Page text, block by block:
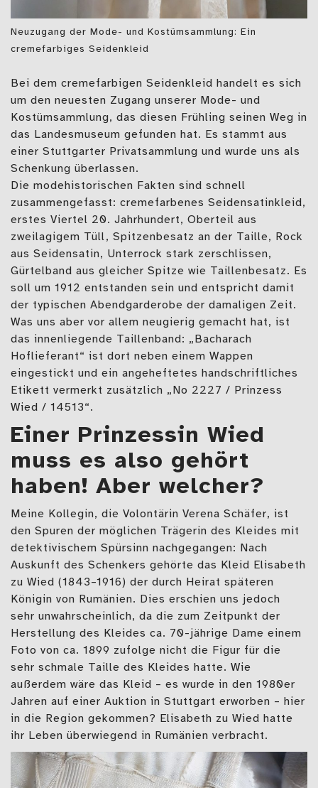
Neuzugang der Mode- und Kostümsammlung: Ein
cremefarbiges Seidenkleid
Bei dem cremefarbigen Seidenkleid handelt es sich
um den neuesten Zugang unserer Mode- und
Kostümsammlung, das diesen Frühling seinen Weg in
das Landesmuseum gefunden hat. Es stammt aus
einer Stuttgarter Privatsammlung und wurde uns als
Schenkung überlassen.
Die modehistorischen Fakten sind schnell
zusammengefasst: cremefarbenes Seidensatinkleid,
erstes Viertel 20. Jahrhundert, Oberteil aus
zweilagigem Tüll, Spitzenbesatz an der Taille, Rock
aus Seidensatin, Unterrock stark zerschlissen,
Gürtelband aus gleicher Spitze wie Taillenbesatz. Es
soll um 1912 entstanden sein und entspricht damit
der typischen Abendgarderobe der damaligen Zeit.
Was uns aber vor allem neugierig gemacht hat, ist
das innenliegende Taillenband: „Bacharach
Hoflieferant“ ist dort neben einem Wappen
eingestickt und ein angeheftetes handschriftliches
Etikett vermerkt zusätzlich „No 2227 / Prinzess
Wied / 14513“.
Einer Prinzessin Wied
muss es also gehört
haben! Aber welcher?
Meine Kollegin, die Volontärin Verena Schäfer, ist
den Spuren der möglichen Trägerin des Kleides mit
detektivischem Spürsinn nachgegangen: Nach
Auskunft des Schenkers gehörte das Kleid Elisabeth
zu Wied (1843–1916) der durch Heirat späteren
Königin von Rumänien. Dies erschien uns jedoch
sehr unwahrscheinlich, da die zum Zeitpunkt der
Herstellung des Kleides ca. 70-jährige Dame einem
Foto von ca. 1899 zufolge nicht die Figur für die
sehr schmale Taille des Kleides hatte. Wie
außerdem wäre das Kleid – es wurde in den 1980er
Jahren auf einer Auktion in Stuttgart erworben – hier
in die Region gekommen? Elisabeth zu Wied hatte
ihr Leben überwiegend in Rumänien verbracht.